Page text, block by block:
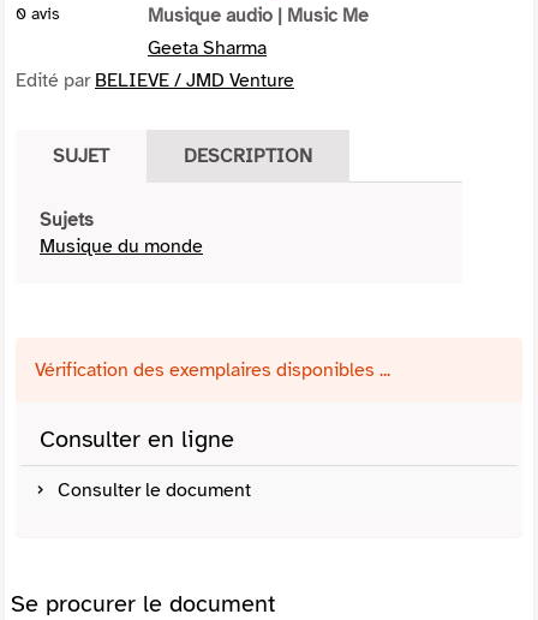
0 avis Musique audio | Music Me
Geeta Sharma
Edité par BELIEVE / JMD Venture
SUJET DESCRIPTION
Sujets
Musique du monde
Vérification des exemplaires disponibles ...
Consulter en ligne
Consulter le document
Se procurer le document